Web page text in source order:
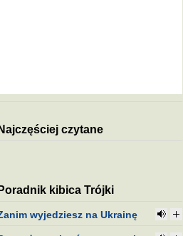
Najczęściej czytane
Poradnik kibica Trójki
wyjedziesz na Ukrainę